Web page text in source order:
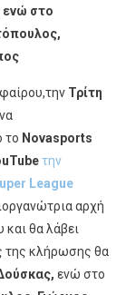
2024-
2025
Στo
ενώ στο
Τρίτη
το Novasports
την
League
αρχή
θα λάβει
της κλήρωσης θα
ενώ στο